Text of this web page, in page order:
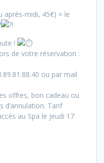
après-midi, 45€) = le
!
!
de votre réservation :
ou par mail
offres, bon cadeau ou
d’annulation. Tarif
au Spa le jeudi 17